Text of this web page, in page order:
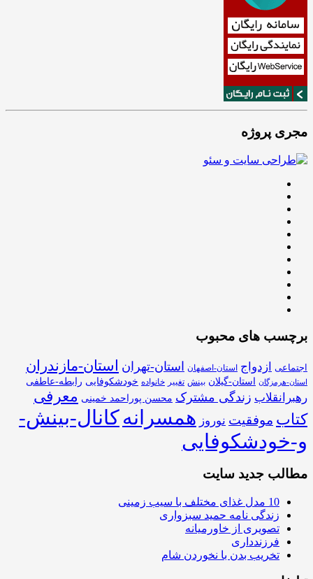
مجری پروژه
برچسب های محبوب
اجتماعی ازدواج استان-اصفهان استان-تهران استان-مازندران
استان-هرمزگان استان-گیلان بینش تغییر خانواده خودشکوفایی رابطه-عاطفی
رهبرانقلاب زندگی مشترک محسن پوراحمد خمینی معرفی
کتاب موفقیت نوروز همسرانهکانال-بینش-
و-خودشکوفایی
مطالب جدید سایت
10 مدل غذای مختلف با سیب زمینی
زندگی نامه حمید سبزواری
تصویری از خاورمیانه
فرزندداری
تخریب بدن با نخوردن شام